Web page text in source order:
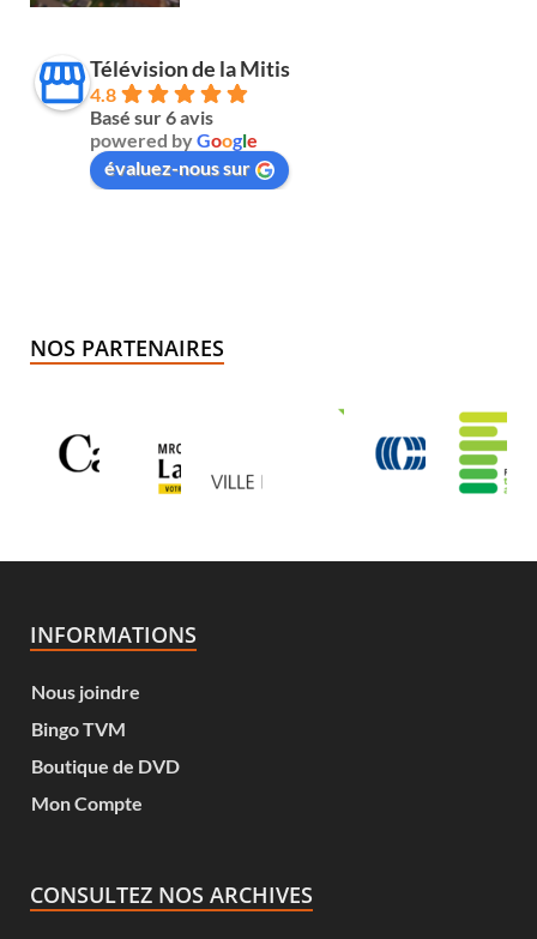
Télévision de la Mitis
4.8
Basé sur 6 avis
powered byGoogle
évaluez-nous sur
NOS PARTENAIRES
INFORMATIONS
Nous joindre
Bingo TVM
Boutique de DVD
Mon Compte
CONSULTEZ NOS ARCHIVES